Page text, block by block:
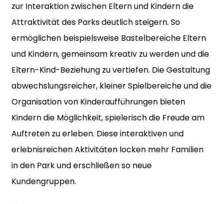
zur Interaktion zwischen Eltern und Kindern die
Attraktivität des Parks deutlich steigern. So
ermöglichen beispielsweise Bastelbereiche Eltern
und Kindern, gemeinsam kreativ zu werden und die
Eltern-Kind-Beziehung zu vertiefen. Die Gestaltung
abwechslungsreicher, kleiner Spielbereiche und die
Organisation von Kinderaufführungen bieten
Kindern die Möglichkeit, spielerisch die Freude am
Auftreten zu erleben. Diese interaktiven und
erlebnisreichen Aktivitäten locken mehr Familien
in den Park und erschließen so neue
Kundengruppen.